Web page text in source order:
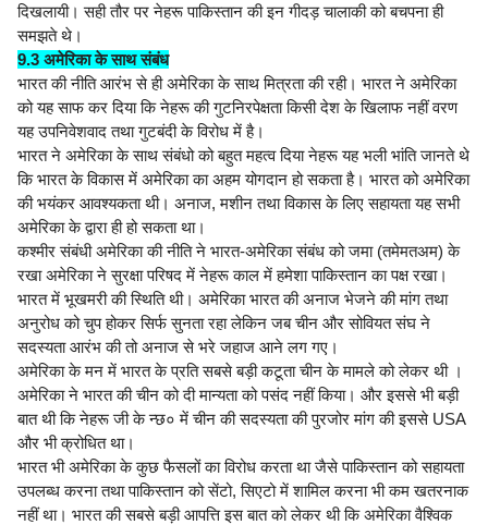
दिखलायी। सही तौर पर नेहरू पाकिस्तान की इन गीदड़ चालाकी को बचपना ही
समझते थे।
9.3 अमेरिका के साथ संबंध
भारत की नीति आरंभ से ही अमेरिका के साथ मित्रता की रही। भारत ने अमेरिका
को यह साफ कर दिया कि नेहरू की गुटनिरपेक्षता किसी देश के खिलाफ नहीं वरण
यह उपनिवेशवाद तथा गुटबंदी के विरोध में है।
भारत ने अमेरिका के साथ संबंधो को बहुत महत्व दिया नेहरू यह भली भांति जानते थे
कि भारत के विकास में अमेरिका का अहम योगदान हो सकता है। भारत को अमेरिका
की भयंकर आवश्यकता थी। अनाज, मशीन तथा विकास के लिए सहायता यह सभी
अमेरिका के द्वारा ही हो सकता था।
कश्मीर संबंधी अमेरिका की नीति ने भारत-अमेरिका संबंध को जमा (तमेमतअम) के
रखा अमेरिका ने सुरक्षा परिषद में नेहरू काल में हमेशा पाकिस्तान का पक्ष रखा।
भारत में भूखमरी की स्थिति थी। अमेरिका भारत की अनाज भेजने की मांग तथा
अनुरोध को चुप होकर सिर्फ सुनता रहा लेकिन जब चीन और सोवियत संघ ने
सदस्यता आरंभ की तो अनाज से भरे जहाज आने लग गए।
अमेरिका के मन में भारत के प्रति सबसे बड़ी कटूता चीन के मामले को लेकर थी ।
अमेरिका ने भारत की चीन को दी मान्यता को पसंद नहीं किया। और इससे भी बड़ी
बात थी कि नेहरू जी के न्छ० में चीन की सदस्यता की पुरजोर मांग की इससे USA
और भी क्रोधित था।
भारत भी अमेरिका के कुछ फैसलों का विरोध करता था जैसे पाकिस्तान को सहायता
उपलब्ध करना तथा पाकिस्तान को सेंटो, सिएटो में शामिल करना भी कम खतरनाक
नहीं था। भारत की सबसे बड़ी आपत्ति इस बात को लेकर थी कि अमेरिका वैश्विक